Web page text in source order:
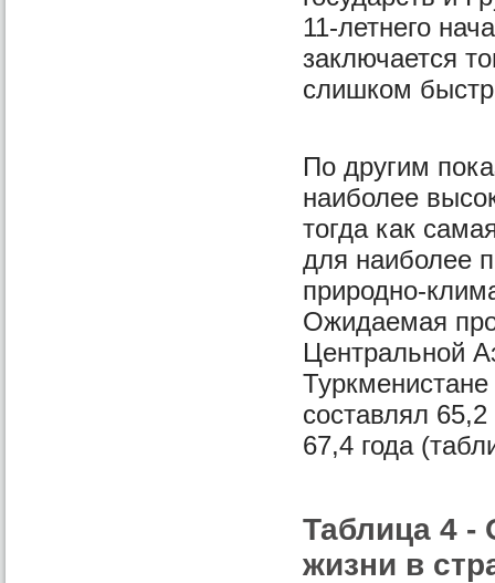
11-летнего
заключается
слишком
По другим
наиболее
тогда как
для наиболее
природно-
Ожидаемая
Центральной
составлял
67,4 года
Таблица 4 -
жизни в